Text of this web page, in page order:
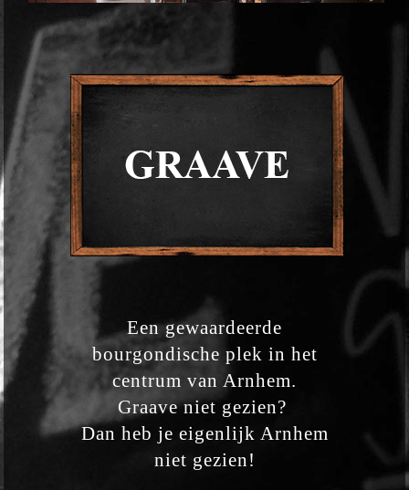
Een gewaardeerde
bourgondische plek in het
centrum van Arnhem.
Graave niet gezien?
Dan heb je eigenlijk Arnhem
niet gezien!